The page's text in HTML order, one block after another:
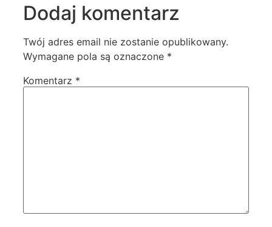
Dodaj komentarz
Twój adres email nie zostanie opublikowany.
Wymagane pola są oznaczone *
Komentarz *